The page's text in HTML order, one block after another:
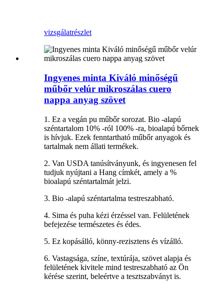
vizsgálatrészlet
Ingyenes minta Kiváló minőségű
műbőr velúr mikroszálas cuero
nappa anyag szövet
1. Ez a vegán pu műbőr sorozat. Bio -alapú
széntartalom 10% -ról 100% -ra, bioalapú bőrnek
is hívjuk. Ezek fenntartható műbőr anyagok és
tartalmak nem állati termékek.
2. Van USDA tanúsítványunk, és ingyenesen fel
tudjuk nyújtani a Hang címkét, amely a %
bioalapú széntartalmát jelzi.
3. Bio -alapú széntartalma testreszabható.
4. Sima és puha kézi érzéssel van. Felületének
befejezése természetes és édes.
5. Ez kopásálló, könny-rezisztens és vízálló.
6. Vastagsága, színe, textúrája, szövet alapja és
felületének kivitele mind testreszabható az Ön
kérése szerint, beleértve a tesztszabványt is.